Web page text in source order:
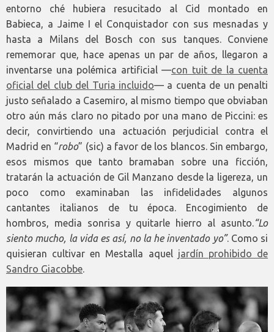
entorno ché hubiera resucitado al Cid montado en
Babieca, a Jaime I el Conquistador con sus mesnadas y
hasta a Milans del Bosch con sus tanques. Conviene
rememorar que, hace apenas un par de años, llegaron a
inventarse una polémica artificial —con tuit de la cuenta
oficial del club del Turia incluido— a cuenta de un penalti
justo señalado a Casemiro, al mismo tiempo que obviaban
otro aún más claro no pitado por una mano de Piccini: es
decir, convirtiendo una actuación perjudicial contra el
Madrid en “robo” (sic) a favor de los blancos. Sin embargo,
esos mismos que tanto bramaban sobre una ficción,
tratarán la actuación de Gil Manzano desde la ligereza, un
poco como examinaban las infidelidades algunos
cantantes italianos de tu época. Encogimiento de
hombros, media sonrisa y quitarle hierro al asunto.“Lo
siento mucho, la vida es así, no la he inventado yo”. Como si
quisieran cultivar en Mestalla aquel jardín prohibido de
Sandro Giacobbe.